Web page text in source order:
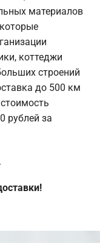
материалов
коттеджи
строений
до 500 км
рублей за